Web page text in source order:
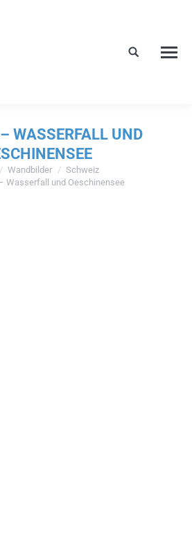
WASSERFALL UND
Wandbilder
Schweiz
Wasserfall und Oeschinensee